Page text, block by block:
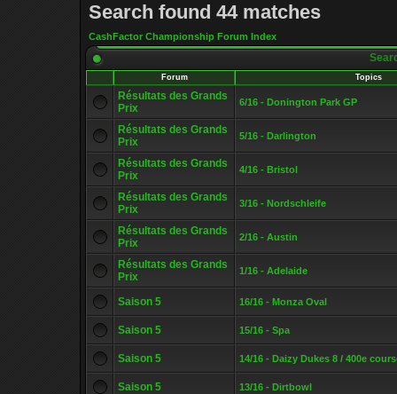
Search found 44 matches
CashFactor Championship Forum Index
Forum Topics
Résultats des Grands
Prix
6/16 - Donington Park GP
Résultats des Grands
Prix
5/16 - Darlington
Résultats des Grands
Prix
4/16 - Bristol
Résultats des Grands
Prix
3/16 - Nordschleife
Résultats des Grands
Prix
2/16 - Austin
Résultats des Grands
Prix
1/16 - Adelaide
Saison 5 16/16 - Monza Oval
Saison 5 15/16 - Spa
Saison 5 14/16 - Daizy Dukes 8 / 400e
Saison 5 13/16 - Dirtbowl